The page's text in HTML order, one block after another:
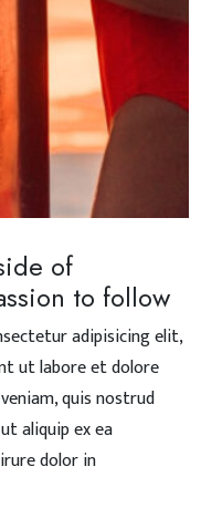
of
to follow
adipisicing elit,
ut labore et dolore
quis nostrud
aliquip ex ea
dolor in